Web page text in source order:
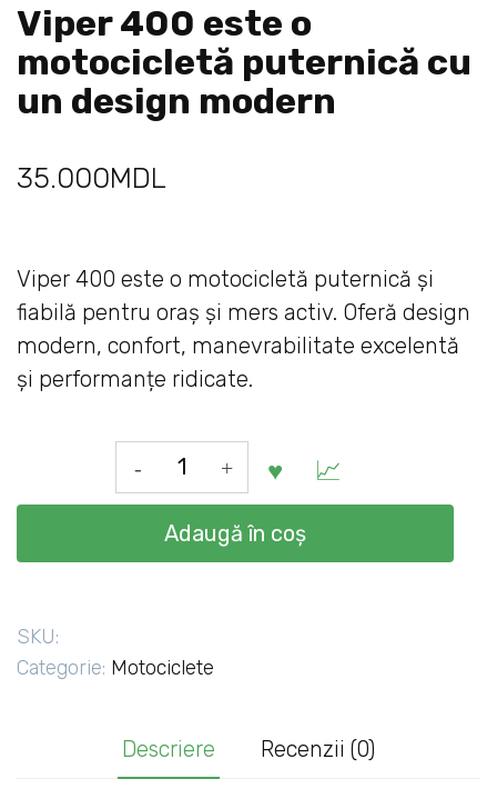
Viper 400 este o
motocicletă puternică cu
un design modern
35.000MDL
Viper 400 este o motocicletă puternică și
fiabilă pentru oraș și mers activ. Oferă design
modern, confort, manevrabilitate excelentă
și performanțe ridicate.
Cantitate
Viper
este
puternică
design
Adaugă în coș
SKU:
Categorie: Motociclete
Descriere Recenzii (0)